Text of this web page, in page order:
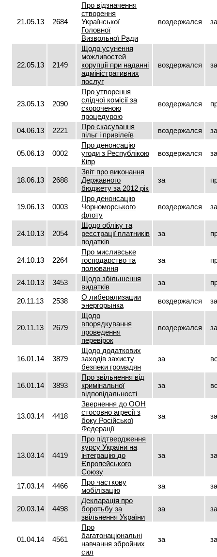
21.05.13 2684
Про відзначення
створення
Української
Головної
Визвольної Ради
воздержался за
22.05.13 2149
Щодо усунення
можливостей
корупції при наданні
адміністративних
послуг
воздержался за
23.05.13 2090
Про утворення
слідчої комісії за
скороченою
процедурою
воздержался
04.06.13 2221
Про скасування
пільг і привілеїв
воздержался за
05.06.13 0002
Про денонсацію
угоди з Республікою
Кіпр
воздержался за
18.06.13 2688
Звіт про виконання
Державного
бюджету за 2012 рік
за
19.06.13 0003
Про денонсацію
Чорноморського
флоту
воздержался за
24.10.13 2054
Щодо обліку та
реєстрації платників
податків
за
24.10.13 2264
Про мисливське
господарство та
полювання
за
24.10.13 3453
Щодо збільшення
видатків
за
20.11.13 2538
О либерализации
энергорынка
воздержался за
20.11.13 2679
Щодо
впорядкування
проведення
перевірок
воздержался за
16.01.14 3879
Щодо додаткових
заходів захисту
безпеки громадян
за
16.01.14 3893
Про звільнення від
кримінальної
відповідальності
за
13.03.14 4418
Звернення до ООН
стосовно агресії з
боку Російської
Федерації
за за
13.03.14 4419
Про підтвердження
курсу України на
інтеграцію до
Європейського
Союзу
за за
17.03.14 4466
Про часткову
мобілізацію
за за
20.03.14 4498
Декларація про
боротьбу за
звільнення України
за за
01.04.14 4561
Про
багатонаціональні
навчання збройних
сил
за за